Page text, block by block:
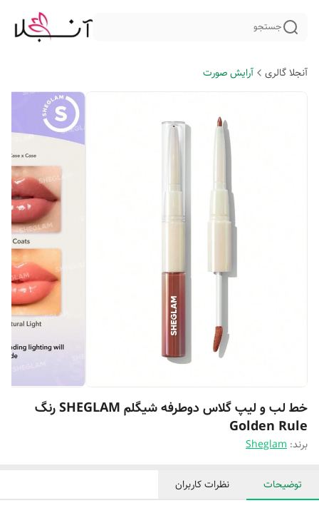
جستجو
آنجلا گالری آرایش صورت
خط لب و لیپ گلاس دوطرفه شیگلم SHEGLAM رنگ
Golden Rule
برند: Sheglam
توضیحات نظرات کاربران